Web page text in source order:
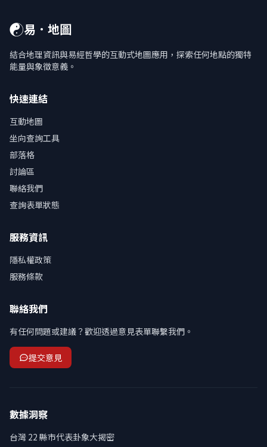
☯易．地圖
結合地理資訊與易經哲學的互動式地圖應用，探索任何地點的獨特
能量與象徵意義。
快速連結
互動地圖
坐向查詢工具
部落格
討論區
聯絡我們
查詢表單狀態
服務資訊
隱私權政策
服務條款
聯絡我們
有任何問題或建議？歡迎透過意見表單聯繫我們。
提交意見
數據洞察
台灣 22 縣市代表卦象大揭密